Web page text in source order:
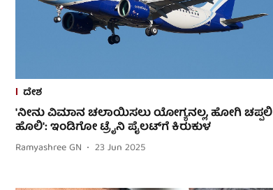
ದೇಶ
'ನೀನು ವಿಮಾನ ಚಲಾಯಿಸಲು ಯೋಗ್ಯನಲ್ಲ, ಹೋಗಿ ಚಪ್ಪಲಿ
ಹೊಲಿ': ಇಂಡಿಗೋ ಟ್ರೈನಿ ಪೈಲಟ್‌ಗೆ ಕಿರುಕುಳ
Ramyashree GN 23 Jun 2025